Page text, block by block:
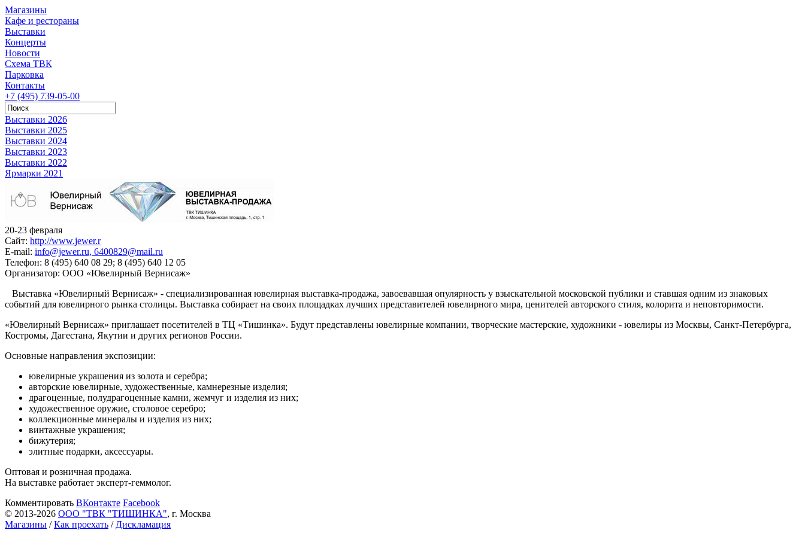
Магазины
Кафе и рестораны
Выставки
Концерты
Новости
Схема ТВК
Парковка
Контакты
+7 (495) 739-05-00
Выставки 2026
Выставки 2025
Выставки 2024
Выставки 2023
Выставки 2022
Ярмарки 2021
20-23 февраля
Сайт: http://www.jewer.r
E-mail: info@jewer.ru, 6400829@mail.ru
Телефон: 8 (495) 640 08 29; 8 (495) 640 12 05
Организатор: ООО «Ювелирный Вернисаж»
Выставка «Ювелирный Вернисаж» - специализированная ювелирная выставка-продажа, завоевавшая опулярность у взыскательной московской публики и ставшая одним из знаковых
событий для ювелирного рынка столицы. Выставка собирает на своих площадках лучших представителей ювелирного мира, ценителей авторского стиля, колорита и неповторимости.
«Ювелирный Вернисаж» приглашает посетителей в ТЦ «Тишинка». Будут представлены ювелирные компании, творческие мастерские, художники - ювелиры из Москвы, Санкт-Петербурга,
Костромы, Дагестана, Якутии и других регионов России.
Основные направления экспозиции:
ювелирные украшения из золота и серебра;
авторские ювелирные, художественные, камнерезные изделия;
драгоценные, полудрагоценные камни, жемчуг и изделия из них;
художественное оружие, столовое серебро;
коллекционные минералы и изделия из них;
винтажные украшения;
бижутерия;
элитные подарки, аксессуары.
Оптовая и розничная продажа.
На выставке работает эксперт-геммолог.
Комментировать ВКонтакте Facebook
© 2013-2026 ООО "ТВК "ТИШИНКА", г. Москва
Магазины /Как проехать / Дискламация